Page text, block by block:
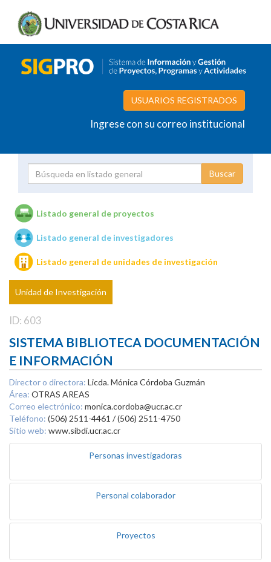
USUARIOS REGISTRADOS
Ingrese con su correo institucional
Unidades de investigación
Listado general de proyectos
Listado general de investigadores
Listado general de unidades de investigación
Unidad de Investigación
ID: 603
SISTEMA BIBLIOTECA DOCUMENTACIÓN
E INFORMACIÓN
Director o directora: Licda. Mónica Córdoba Guzmán
Área: OTRAS AREAS
Correo electrónico: monica.cordoba@ucr.ac.cr
Teléfono: (506) 2511-4461 / (506) 2511-4750
Sitio web: www.sibdi.ucr.ac.cr
Personas investigadoras
Personal colaborador
Proyectos